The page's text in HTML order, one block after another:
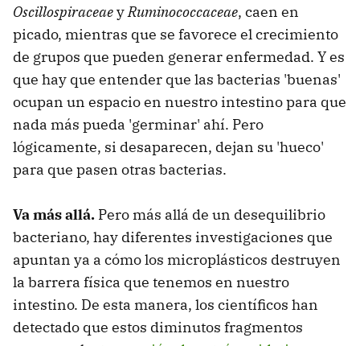
OscillospiraceaeyRuminococcaceae, caen en
picado, mientras que se favorece el crecimiento
de grupos que pueden generar enfermedad. Y es
que hay que entender que las bacterias 'buenas'
ocupan un espacio en nuestro intestino para que
nada más pueda 'germinar' ahí. Pero
lógicamente, si desaparecen, dejan su 'hueco'
para que pasen otras bacterias.
Va más allá. Pero más allá de un desequilibrio
bacteriano, hay diferentes investigaciones que
apuntan ya a cómo los microplásticos destruyen
la barrera física que tenemos en nuestro
intestino. De esta manera, los científicos han
detectado que estos diminutos fragmentos